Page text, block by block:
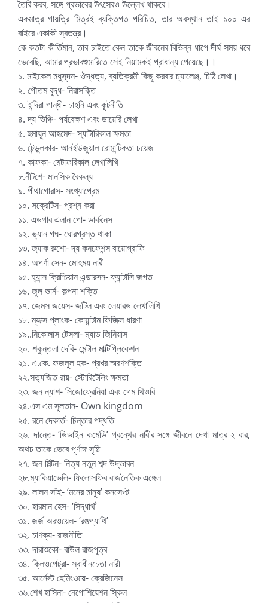
তৈরি করব, সঙ্গে প্রভাবের উৎসেরও উল্লেখ থাকবে।
একমাত্র গায়ত্রি মিত্রই ব্যক্তিগত পরিচিত, তার অবস্থান তাই ১০০ এর
বাইরে একাকী স্বতন্ত্র।
কে কতটা কীর্তিমান, তার চাইতে কেন তাকে জীবনের বিভিন্ন ধাপে দীর্ঘ সময় ধরে
ভেবেছি, আমার প্রভাবশুমারিতে সেই নিয়ামকই প্রাধান্য পেয়েছে।।
১. মাইকেল মধুসূদন- ঔদ্ধত্য, ব্যতিক্রমী কিছু করবার চ্যালেঞ্জ, চিঠি লেখা।
২. গৌতম বুদ্ধ- নিরাসক্তি
৩. ইন্দিরা গান্ধী- চাহনি এবং কূটনীতি
৪. দ্য ভিঞ্চি- পর্যবেক্ষণ এবং ডায়েরি লেখা
৫. হুমায়ূন আহমেদ- স্যাটারিকাল ক্ষমতা
৬. টেন্ডুলকার- আনইউজুয়াল রোমান্টিকতা চয়েজ
৭. কাফকা- মেটাফরিকাল লেখালিখি
৮.নীটশে- মানসিক বৈকল্য
৯. পীথাগোরাস- সংখ্যাপ্রেম
১০. সক্রেটিস- প্রশ্ন করা
১১. এডগার এলান পো- ডার্কনেস
১২. ভ্যান গঘ- ঘোরগ্রস্ত থাকা
১৩. জ্যাক রুশো- দ্য কনফেশন্স বায়োগ্রাফি
১৪. অপর্ণা সেন- মোহময় নারী
১৫. হ্যান্স ক্রিশ্চিয়ান এন্ডারসন- ফ্যান্টাসি জগত
১৬. জুল ভার্ন- কল্পনা শক্তি
১৭. জেমস জয়েস- জটিল এবং লেয়ারড লেখালিখি
১৮. ম্যাক্স প্লাংক- কোয়ান্টাম ফিজিক্স ধারণা
১৯..নিকোলাস টেসলা- ম্যাড জিনিয়াস
২০. শকুন্তলা দেবি- মেন্টাল মাল্টিপ্লিকেশন
২১. এ.কে. ফজলুল হক- প্রখর স্মরণশক্তি
২২.সত্যজিত রায়- স্টোরিটেলিং ক্ষমতা
২৩. জন ন্যাশ- সিজোফ্রেনিয়া এবং গেম থিওরি
২৪.এস এম সুলতান- Own kingdom
২৫. রনে দেকার্ত- চিন্তার পদ্ধতি
২৬. দান্তে- ‘ডিভাইন কমেডি’ গ্রন্থের নারীর সঙ্গে জীবনে দেখা মাত্র ২ বার,
অথচ তাকে ভেবে পূর্ণাঙ্গ সৃষ্টি
২৭. জন মিল্টন- নিত্য নতুন শব্দ উদ্ভাবন
২৮.ম্যাকিয়াভেলি- ফিলোসফির রাজনৈতিক এঙ্গেল
২৯. লালন সাঁই- ‘মনের মানুষ’ কনসেপ্ট
৩০. হারমান হেস- ‘সিদ্ধার্থ’
৩১. জর্জ অরওয়েল- ‘রঙপ্যাথি’
৩২. চাণক্য- রাজনীতি
৩৩. দারাশুকো- বাউল রাজপুত্র
৩৪. ক্লিওপেট্রা- স্বাধীনচেতা নারী
৩৫. আর্নেস্ট হেমিংওয়ে- ক্রেজিনেস
৩৬.শেখ হাসিনা- নেগোশিয়েশন স্কিল